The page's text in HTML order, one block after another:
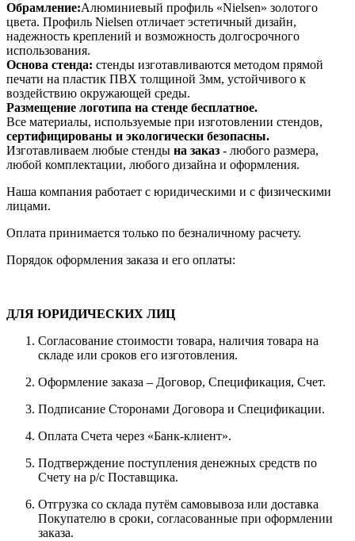
Обрамление:Алюминиевый профиль «Nielsen» золотого
цвета. Профиль Nielsen отличает эстетичный дизайн,
надежность креплений и возможность долгосрочного
использования.
Основа стенда: стенды изготавливаются методом прямой
печати на пластик ПВХ толщиной 3мм, устойчивого к
воздействию окружающей среды.
Размещение логотипа на стенде бесплатное.
Все материалы, используемые при изготовлении стендов,
сертифицированы и экологически безопасны.
Изготавливаем любые стенды на заказ - любого размера,
любой комплектации, любого дизайна и оформления.
Наша компания работает с юридическими и с физическими
лицами.
Оплата принимается только по безналичному расчету.
Порядок оформления заказа и его оплаты:
ДЛЯ ЮРИДИЧЕСКИХ ЛИЦ
Согласование стоимости товара, наличия товара на
складе или сроков его изготовления.
Оформление заказа – Договор, Спецификация, Счет.
Подписание Сторонами Договора и Спецификации.
Оплата Счета через «Банк-клиент».
Подтверждение поступления денежных средств по
Счету на р/с Поставщика.
Отгрузка со склада путём самовывоза или доставка
Покупателю в сроки, согласованные при оформлении
заказа.